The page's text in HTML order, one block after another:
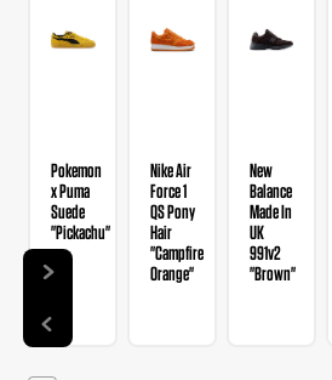
Pokemon
x Puma
Suede
"Pickachu"
Nike Air
Force 1
QS Pony
Hair
"Campfire
Orange"
New
Balance
Made In
UK
991v2
"Brown"